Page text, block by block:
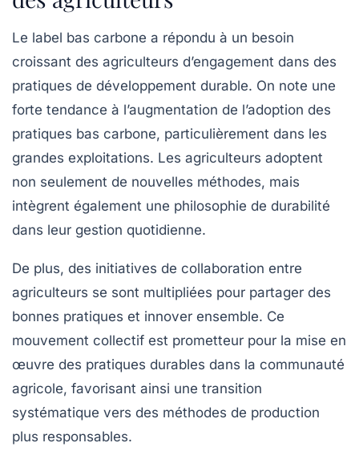
Le label bas carbone a répondu à un besoin
croissant des agriculteurs d’engagement dans des
pratiques de développement durable. On note une
forte tendance à l’augmentation de l’adoption des
pratiques bas carbone, particulièrement dans les
grandes exploitations. Les agriculteurs adoptent
non seulement de nouvelles méthodes, mais
intègrent également une philosophie de durabilité
dans leur gestion quotidienne.
De plus, des initiatives de collaboration entre
agriculteurs se sont multipliées pour partager des
bonnes pratiques et innover ensemble. Ce
mouvement collectif est prometteur pour la mise en
œuvre des pratiques durables dans la communauté
agricole, favorisant ainsi une transition
systématique vers des méthodes de production
plus responsables.